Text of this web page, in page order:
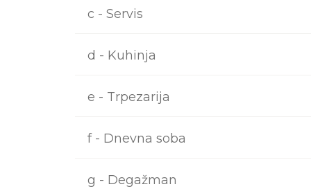
c - Servis
d - Kuhinja
e - Trpezarija
f - Dnevna soba
g - Degažman